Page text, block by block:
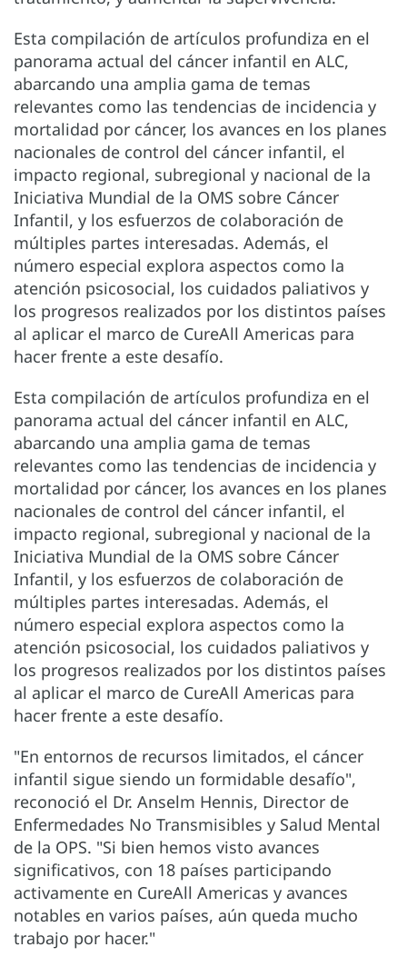
Esta compilación de artículos profundiza en el
panorama actual del cáncer infantil en ALC,
abarcando una amplia gama de temas
relevantes como las tendencias de incidencia y
mortalidad por cáncer, los avances en los planes
nacionales de control del cáncer infantil, el
impacto regional, subregional y nacional de la
Iniciativa Mundial de la OMS sobre Cáncer
Infantil, y los esfuerzos de colaboración de
múltiples partes interesadas. Además, el
número especial explora aspectos como la
atención psicosocial, los cuidados paliativos y
los progresos realizados por los distintos países
al aplicar el marco de CureAll Americas para
hacer frente a este desafío.
Esta compilación de artículos profundiza en el
panorama actual del cáncer infantil en ALC,
abarcando una amplia gama de temas
relevantes como las tendencias de incidencia y
mortalidad por cáncer, los avances en los planes
nacionales de control del cáncer infantil, el
impacto regional, subregional y nacional de la
Iniciativa Mundial de la OMS sobre Cáncer
Infantil, y los esfuerzos de colaboración de
múltiples partes interesadas. Además, el
número especial explora aspectos como la
atención psicosocial, los cuidados paliativos y
los progresos realizados por los distintos países
al aplicar el marco de CureAll Americas para
hacer frente a este desafío.
"En entornos de recursos limitados, el cáncer
infantil sigue siendo un formidable desafío",
reconoció el Dr. Anselm Hennis, Director de
Enfermedades No Transmisibles y Salud Mental
de la OPS. "Si bien hemos visto avances
significativos, con 18 países participando
activamente en CureAll Americas y avances
notables en varios países, aún queda mucho
trabajo por hacer."